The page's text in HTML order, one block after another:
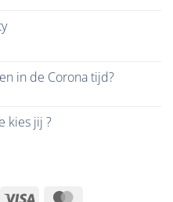
in de Corona tijd?
kies jij ?
Visa